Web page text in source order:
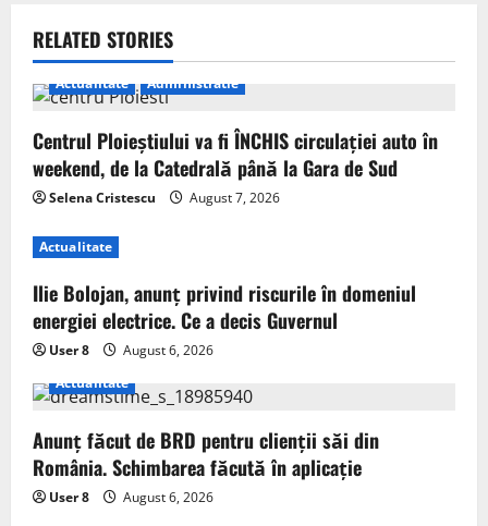
RELATED STORIES
Actualitate Administratie
Centrul Ploieștiului va fi ÎNCHIS circulației auto în
weekend, de la Catedrală până la Gara de Sud
Selena Cristescu August 7, 2026
Actualitate
Ilie Bolojan, anunț privind riscurile în domeniul
energiei electrice. Ce a decis Guvernul
User 8
August 6, 2026
Actualitate
Anunț făcut de BRD pentru clienții săi din
România. Schimbarea făcută în aplicație
User 8 August 6, 2026